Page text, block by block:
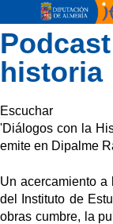
historia
Escuchar
'Diálogos con la
emite en Dipalme
Un acercamiento
del Instituto de
obras cumbre, la